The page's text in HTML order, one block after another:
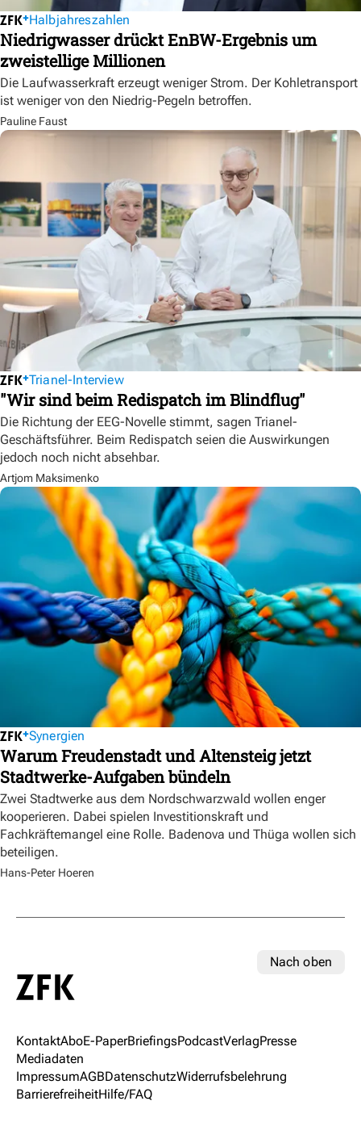
Halbjahreszahlen
Niedrigwasser drückt EnBW-Ergebnis um
zweistellige Millionen
Die Laufwasserkraft erzeugt weniger Strom. Der Kohletransport
ist weniger von den Niedrig-Pegeln betroffen.
Pauline Faust
Trianel-Interview
"Wir sind beim Redispatch im Blindflug"
Die Richtung der EEG-Novelle stimmt, sagen Trianel-
Geschäftsführer. Beim Redispatch seien die Auswirkungen
jedoch noch nicht absehbar.
Artjom Maksimenko
Synergien
Warum Freudenstadt und Altensteig jetzt
Stadtwerke-Aufgaben bündeln
Zwei Stadtwerke aus dem Nordschwarzwald wollen enger
kooperieren. Dabei spielen Investitionskraft und
Fachkräftemangel eine Rolle. Badenova und Thüga wollen sich
beteiligen.
Hans-Peter Hoeren
Nach oben
KontaktAboE-PaperBriefingsPodcastVerlagPresse
Mediadaten
ImpressumAGBDatenschutzWiderrufsbelehrung
BarrierefreiheitHilfe/FAQ